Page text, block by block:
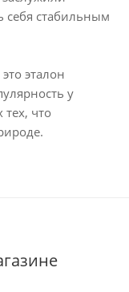
себя стабильным
эталон
у
что